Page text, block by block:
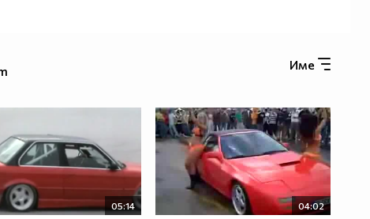
Име
05:14 04:02